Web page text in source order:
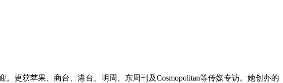
。更获苹果、商台、港台、明周、东周刊及Cosmopolitan等传媒专访。她创办的